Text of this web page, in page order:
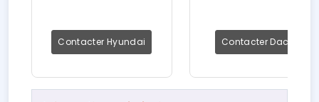
Contacter Hyundai Contacter Dacia